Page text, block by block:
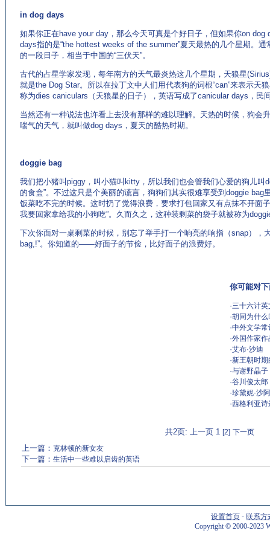
in dog days
如果你正在have your day，那么今天可真是个好日子，但如果你on dog
days指的是“the hottest weeks of the summer”夏天最热的几个星期。
的一段日子，相当于中国的“三伏天”。
古代的占星学家发现，每年南方的天气最炎热这几个星期，天狼星
就是the Dog Star。所以在拉丁文中人们用代表狗的词根“can”来表示天
称为dies caniculars（天狼星的日子），英语写成了canicular days，民
当然还有一种说法也许看上去没有那样的难以理解。天热的时候，狗会
喘气的天气，就叫做dog days，夏天的酷热时期。
doggie bag
我们把小猪叫piggy，叫小猫叫kitty，所以我们也会管我们心爱的狗儿叫
的食盒”。不过这只是个美丽的谎言，狗狗们其实很难享受到doggie bag
饭菜吃不完的时候。这时扔了觉得浪费，要求打包回家又有点抹不开面
我要回家拿给我的小狗吃”。久而久之，这种装剩菜的袋子就被称为
下次你面对一桌剩菜的时候，别忘了举手打一个响亮的响指（snap），
bag,!”。你知道的——好面子的节俭，比好面子的浪费好。
你可能对
·三十六计
·胡同为什么
·中外文学常
·外国作家作
·艾布·沙迪
·新王朝时期
·与谢野晶子
·谷川俊太郎
·珍黛妮·沙阿
·西格利亚诗
共2页: 上一页 1 [2] 下一页
上一篇： 克林顿的新女友
下一篇： 生活中一些难以启齿的英语
设置首页 - 联系方
Copyright©2000-2023